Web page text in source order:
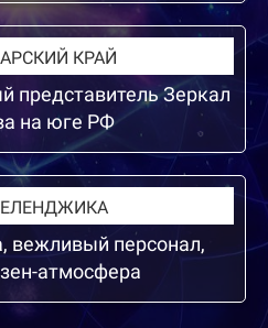
КРАЙ
представитель Зеркал
на юге РФ
вежливый персонал,
атмосфера